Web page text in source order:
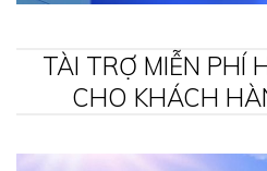
TÀI TRỢ MIỄN PHÍ
CHO KHÁCH